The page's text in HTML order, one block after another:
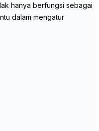
hanya berfungsi sebagai
dalam mengatur